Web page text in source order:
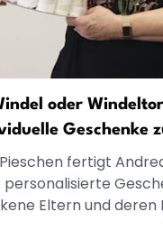
oder
Geschenke
fertigt
Eltern und deren